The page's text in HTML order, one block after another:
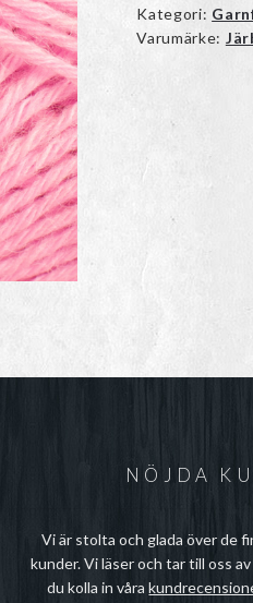
Kategori:
Varumärke:
NÖJDA
Vi är stolta och glada över de
kunder. Vi läser och tar till oss
du kolla in våra